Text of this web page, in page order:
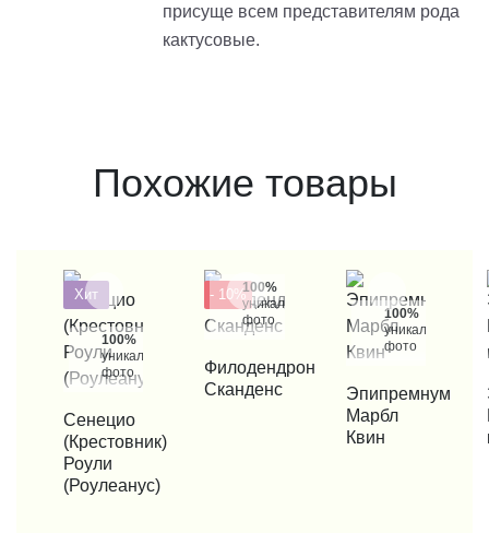
присуще всем представителям рода
кактусовые.
Похожие товары
Хит
100%
уникальные
фото
КУПИТЬ В 1 КЛИК
Сенецио
(Крестовник)
Роули
(Роулеанус)
- 10%100%
уникальные
фото
КУПИТЬ В 1 КЛИК
Филодендрон
Сканденс
100%
уникальные
фото
КУПИТЬ В 1 КЛИК
Эпипремнум
Марбл
Квин